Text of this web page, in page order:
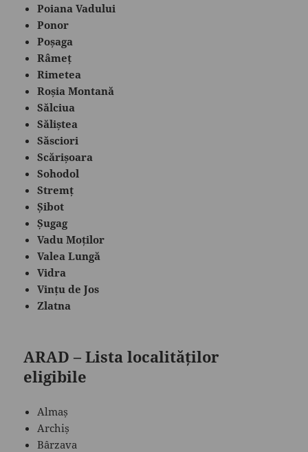
Poiana Vadului
Ponor
Poșaga
Râmeț
Rimetea
Roșia Montană
Sălciua
Săliștea
Săsciori
Scărișoara
Sohodol
Stremț
Șibot
Șugag
Vadu Moților
Valea Lungă
Vidra
Vințu de Jos
Zlatna
ARAD – Lista localităților
eligibile
Almaș
Archiș
Bârzava